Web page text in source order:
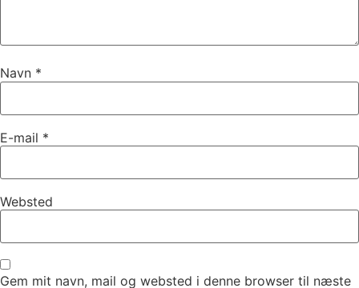
Navn *
E-mail *
Websted
Gem mit navn, mail og websted i denne browser til næste